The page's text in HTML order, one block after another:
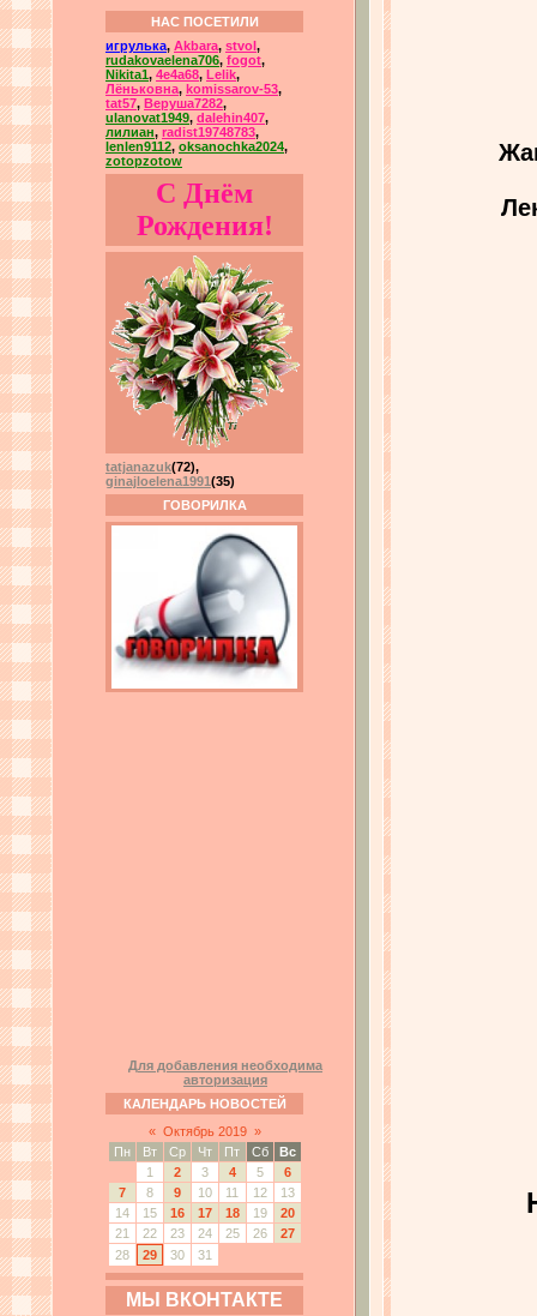
НАС ПОСЕТИЛИ
игрулька, Akbara, stvol ,
rudakovaelena706, fogot,
Nikita1, 4e4a68, Lelik,
Лёньковна, komissarov-53,
tat57, Веруша7282,
ulanovat1949, dalehin407,
лилиан, radist19748783,
lenlen9112, oksanochka2024,
zotopzotow
С Днём
Рождения!
tatjanazuk(72),
ginajloelena1991 (35)
ГОВОРИЛКА
Для добавления необходима
авторизация
КАЛЕНДАРЬ НОВОСТЕЙ
« Октябрь 2019 »
Пн
Вт Ср Чт Пт Сб
Вс
1
2 3 4 5
6
7
8 9 10 11 12
13
14
15 16 17 18 19
20
21
22 23 24 25 26
27
28
29 30 31
МЫ ВКОНТАКТЕ